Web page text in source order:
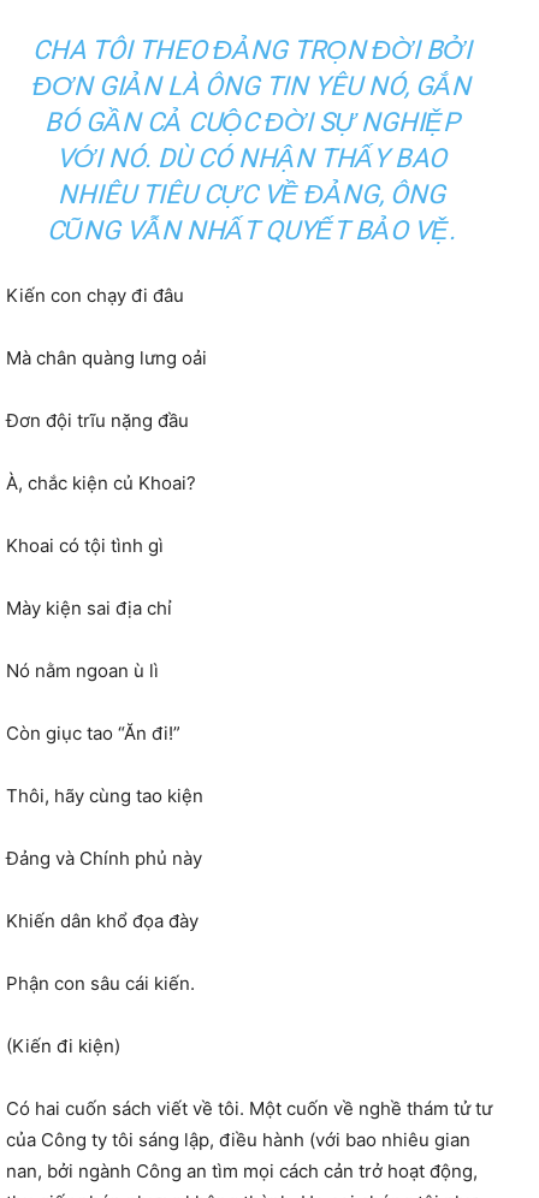
CHA TÔI THEO ĐẢNG TRỌN ĐỜI BỞI
ĐƠN GIẢN LÀ ÔNG TIN YÊU NÓ, GẮN
BÓ GẦN CẢ CUỘC ĐỜI SỰ NGHIỆP
VỚI NÓ. DÙ CÓ NHẬN THẤY BAO
NHIÊU TIÊU CỰC VỀ ĐẢNG, ÔNG
CŨNG VẪN NHẤT QUYẾT BẢO VỆ.
Kiến con chạy đi đâu
Mà chân quàng lưng oải
Đơn đội trĩu nặng đầu
À, chắc kiện củ Khoai?
Khoai có tội tình gì
Mày kiện sai địa chỉ
Nó nằm ngoan ù lì
Còn giục tao “Ăn đi!”
Thôi, hãy cùng tao kiện
Đảng và Chính phủ này
Khiến dân khổ đọa đày
Phận con sâu cái kiến.
(Kiến đi kiện)
Có hai cuốn sách viết về tôi. Một cuốn về nghề thám tử tư
của Công ty tôi sáng lập, điều hành (với bao nhiêu gian
nan, bởi ngành Công an tìm mọi cách cản trở hoạt động,